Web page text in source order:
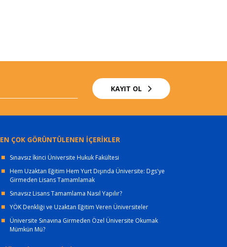
KAYIT OL
EN ÇOK GÖRÜNTÜLENEN İÇERİKLER
Sınavsız İkinci Üniversite Hukuk Fakültesi
Hem Uzaktan Eğitim Hem Yurt Dışında Üniversite: Dgs'ye
Girmeden Lisans Tamamlamak
Sınavsız Lisans Tamamlama Nasıl Yapılır?
YÖK Denkliği ve Uzaktan Eğitim Veren Üniversiteler
Üniversite Sınavına Girmeden Özel Üniversite Okumak
Mümkün Mü?